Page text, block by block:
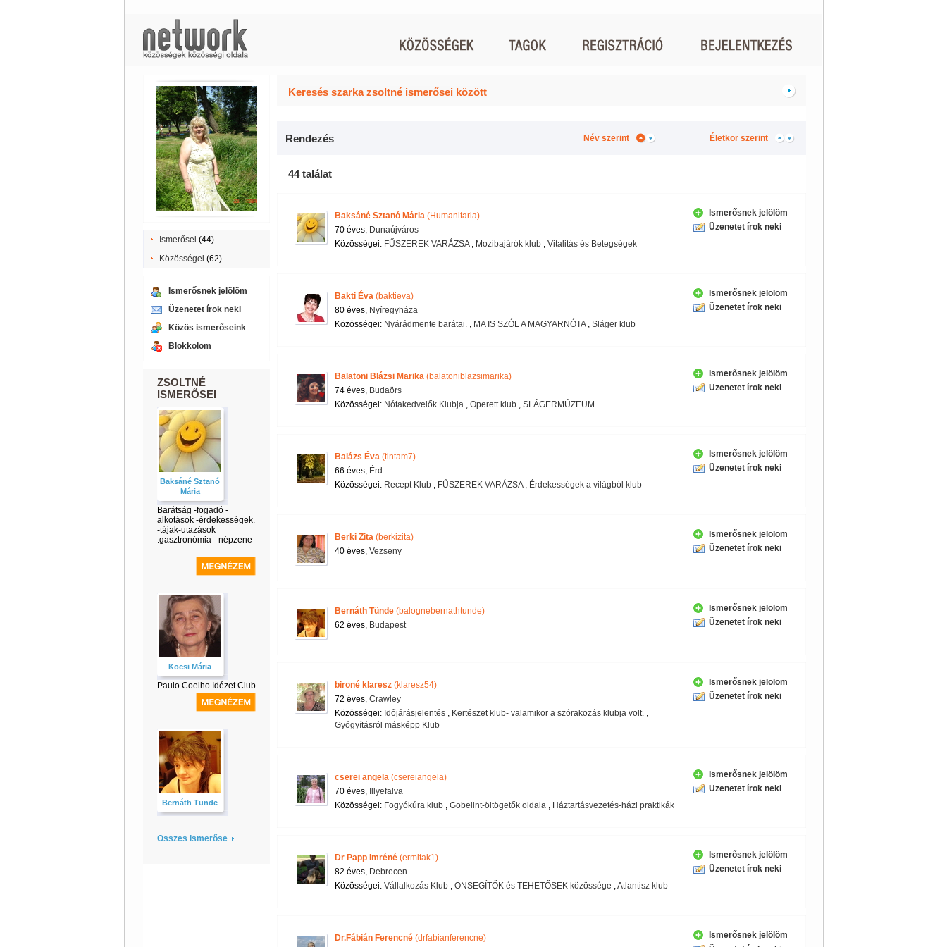
Ismerősei (44)
Közösségei (62)
Ismerősnek jelölöm
Üzenetet írok neki
Közös ismerőseink
Blokkolom
ZSOLTNÉ
ISMERŐSEI
Baksáné Sztanó
Mária
Barátság -fogadó -
alkotások -érdekességek.
-tájak-utazások
.gasztronómia - népzene
.
Kocsi Mária
Paulo Coelho Idézet Club
Bernáth Tünde
Összes ismerőse
Keresés szarka zsoltné ismerősei között
Rendezés Név szerint Életkor szerint
44 találat
Baksáné Sztanó Mária(Humanitaria)
70 éves, Dunaújváros
Közösségei: FŰSZEREK VARÁZSA, Mozibajárók klub, Vitalitás és Betegségek
Ismerősnek jelölöm
Üzenetet írok neki
Bakti Éva(baktieva)
80 éves, Nyíregyháza
Közösségei: Nyárádmente barátai., MA IS SZÓL A MAGYARNÓTA, Sláger klub
Ismerősnek jelölöm
Üzenetet írok neki
Balatoni Blázsi Marika(balatoniblazsimarika)
74 éves, Budaörs
Közösségei: Nótakedvelők Klubja, Operett klub, SLÁGERMÚZEUM
Ismerősnek jelölöm
Üzenetet írok neki
Balázs Éva(tintam7)
66 éves, Érd
Közösségei: Recept Klub, FŰSZEREK VARÁZSA, Érdekességek a világból klub
Ismerősnek jelölöm
Üzenetet írok neki
Berki Zita(berkizita)
40 éves, Vezseny
Ismerősnek jelölöm
Üzenetet írok neki
Bernáth Tünde(balognebernathtunde)
62 éves, Budapest
Ismerősnek jelölöm
Üzenetet írok neki
bironé klaresz(klaresz54)
72 éves, Crawley
Közösségei: Időjárásjelentés, Kertészet klub- valamikor a szórakozás klubja volt.,
Gyógyításról másképp Klub
Ismerősnek jelölöm
Üzenetet írok neki
cserei angela(csereiangela)
70 éves,
Illyefalva
Közösségei: Fogyókúra klub, Gobelint-öltögetők oldala, Háztartásvezetés-házi praktikák
Ismerősnek jelölöm
Üzenetet írok neki
Dr Papp Imréné(ermitak1)
82 éves, Debrecen
Közösségei: Vállalkozás Klub, ÖNSEGÍTŐK és TEHETŐSEK közössége ,Atlantisz klub
Ismerősnek jelölöm
Üzenetet írok neki
Dr.Fábián Ferencné(drfabianferencne)
Ismerősnek jelölöm